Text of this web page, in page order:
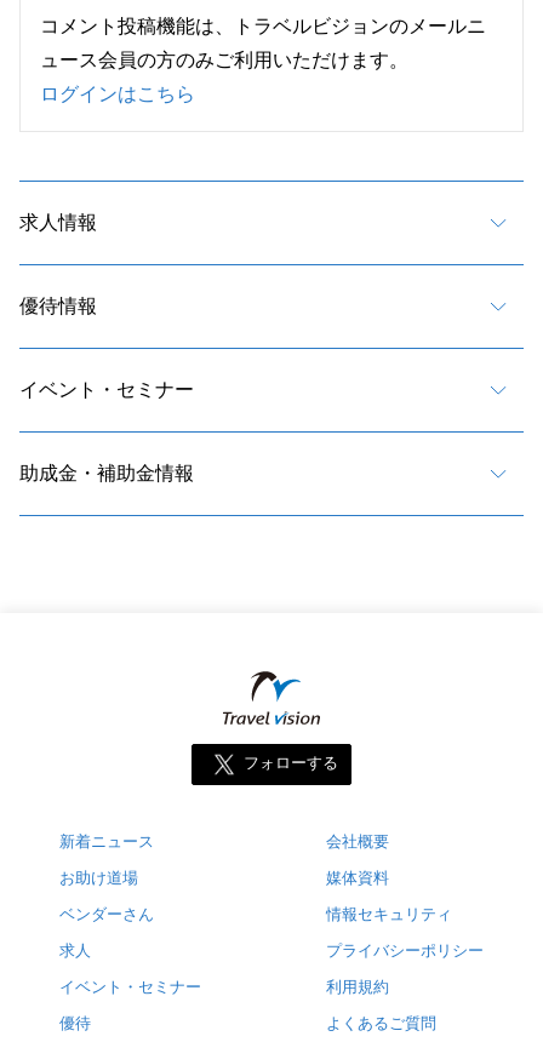
コメント投稿機能は、トラベルビジョンのメールニ
ュース会員の方のみご利用いただけます。
ログインはこちら
求人情報
優待情報
イベント・セミナー
助成金・補助金情報
フォローする
新着ニュース
お助け道場
ベンダーさん
求人
イベント・セミナー
優待
会社概要
媒体資料
情報セキュリティ
プライバシーポリシー
利用規約
よくあるご質問